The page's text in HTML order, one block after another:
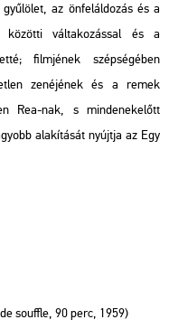
az önfeláldozás és a
közötti váltakozással és a
filmjének szépségében
zenéjének és a remek
Rea-nak, s mindenekelőtt
alakítását nyújtja az Egy
souffle, 90 perc, 1959)